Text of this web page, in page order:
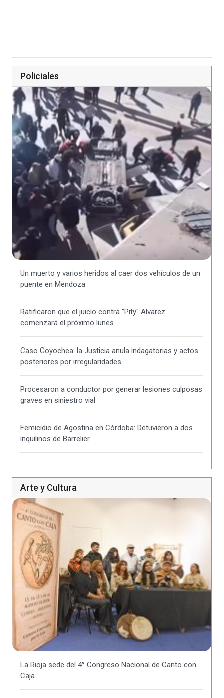
Policiales
Un muerto y varios heridos al caer dos vehículos de un
puente en Mendoza
Ratificaron que el juicio contra "Pity" Alvarez
comenzará el próximo lunes
Caso Goyochea: la Justicia anula indagatorias y actos
posteriores por irregularidades
Procesaron a conductor por generar lesiones culposas
graves en siniestro vial
Femicidio de Agostina en Córdoba: Detuvieron a dos
inquilinos de Barrelier
Arte y Cultura
La Rioja sede del 4° Congreso Nacional de Canto con
Caja